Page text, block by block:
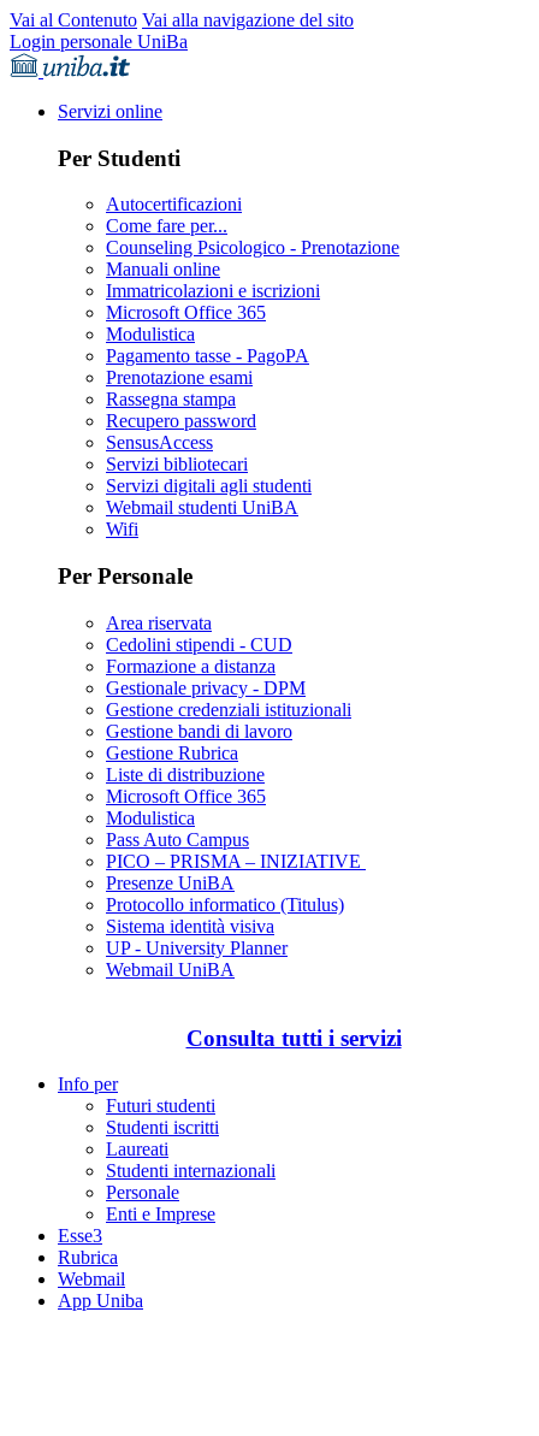
Vai al Contenuto Vai alla navigazione del sito
Login personale UniBa
Servizi online
Per Studenti
Autocertificazioni
Come fare per...
Counseling Psicologico - Prenotazione
Manuali online
Immatricolazioni e iscrizioni
Microsoft Office 365
Modulistica
Pagamento tasse - PagoPA
Prenotazione esami
Rassegna stampa
Recupero password
SensusAccess
Servizi bibliotecari
Servizi digitali agli studenti
Webmail studenti UniBA
Wifi
Per Personale
Area riservata
Cedolini stipendi - CUD
Formazione a distanza
Gestionale privacy - DPM
Gestione credenziali istituzionali
Gestione bandi di lavoro
Gestione Rubrica
Liste di distribuzione
Microsoft Office 365
Modulistica
Pass Auto Campus
PICO – PRISMA – INIZIATIVE
Presenze UniBA
Protocollo informatico (Titulus)
Sistema identità visiva
UP - University Planner
Webmail UniBA
Consulta tutti i servizi
Info per
Futuri studenti
Studenti iscritti
Laureati
Studenti internazionali
Personale
Enti e Imprese
Esse3
Rubrica
Webmail
App Uniba